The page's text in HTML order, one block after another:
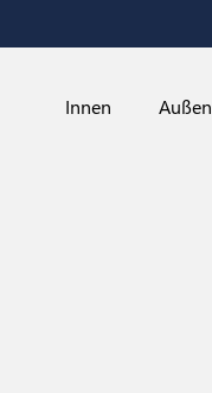
Innen Außen